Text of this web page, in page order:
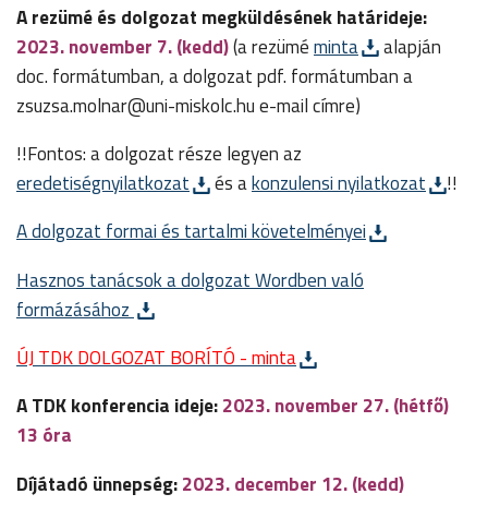
A rezümé és dolgozat megküldésének határideje:
2023. november 7. (kedd)(a rezüméminta
alapján
doc. formátumban, a dolgozat pdf. formátumban a
zsuzsa.molnar@uni-miskolc.hu e-mail címre)
!!Fontos: a dolgozat része legyen az
eredetiségnyilatkozat
és akonzulensi nyilatkozat
!!
A dolgozat formai és tartalmi követelményei
Hasznos tanácsok a dolgozat Wordben való
formázásához
ÚJ TDK DOLGOZAT BORÍTÓ - minta
A TDK konferencia ideje:2023. november 27. (hétfő)
13 óra
Díjátadó ünnepség:2023. december 12. (kedd)